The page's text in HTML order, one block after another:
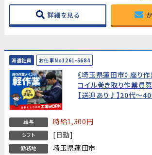
詳細を見る
派遣社員 お仕事No1261-5684
《埼玉県蓮田市》 座り作
コイル巻き取り作業員
【送迎あり♪】20代～
給与 時給1,300円
シフト [日勤]
勤務地 埼玉県蓮田市